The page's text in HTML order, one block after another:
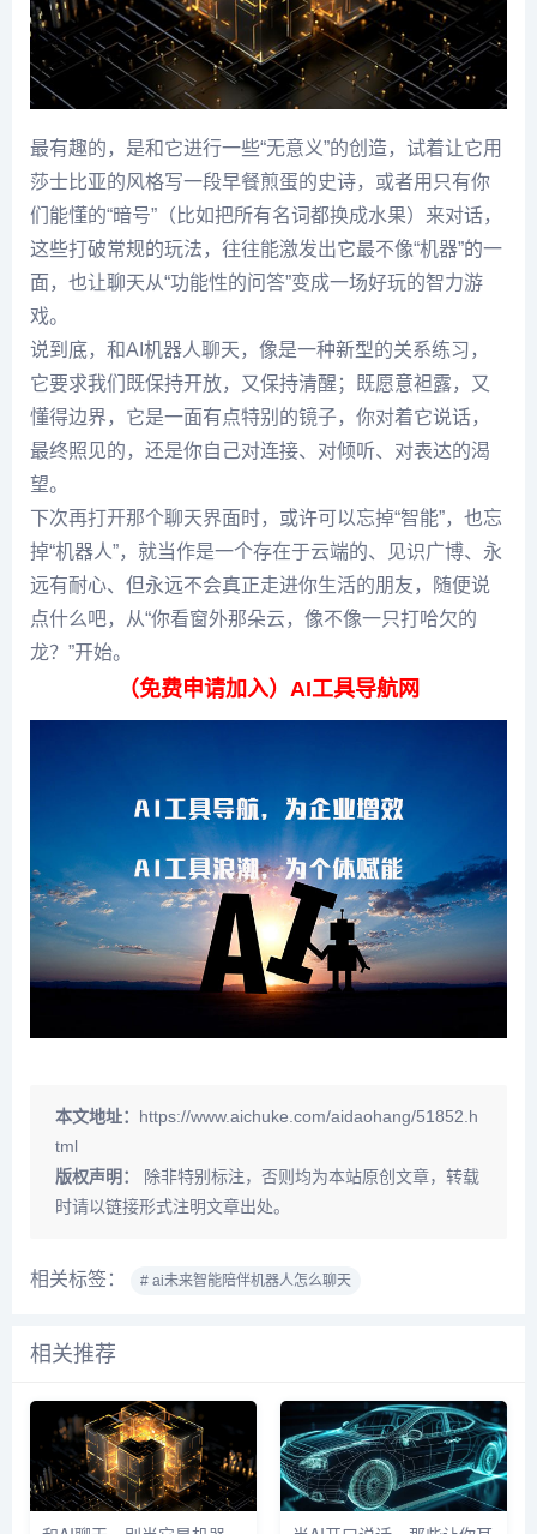
最有趣的，是和它进行一些“无意义”的创造，试着让它用
莎士比亚的风格写一段早餐煎蛋的史诗，或者用只有你
们能懂的“暗号”（比如把所有名词都换成水果）来对话，
这些打破常规的玩法，往往能激发出它最不像“机器”的一
面，也让聊天从“功能性的问答”变成一场好玩的智力游
戏。
说到底，和AI机器人聊天，像是一种新型的关系练习，
它要求我们既保持开放，又保持清醒；既愿意袒露，又
懂得边界，它是一面有点特别的镜子，你对着它说话，
最终照见的，还是你自己对连接、对倾听、对表达的渴
望。
下次再打开那个聊天界面时，或许可以忘掉“智能”，也忘
掉“机器人”，就当作是一个存在于云端的、见识广博、永
远有耐心、但永远不会真正走进你生活的朋友，随便说
点什么吧，从“你看窗外那朵云，像不像一只打哈欠的
龙？”开始。
（免费申请加入）AI工具导航网
本文地址： https://www.aichuke.com/aidaohang/51852.h
tml
版权声明：
除非特别标注，否则均为本站原创文章，转载
时请以链接形式注明文章出处。
相关标签： # ai未来智能陪伴机器人怎么聊天
相关推荐